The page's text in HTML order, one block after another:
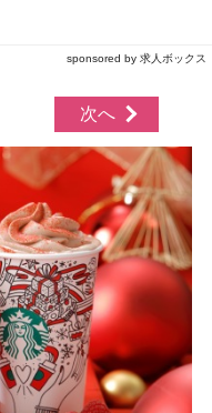
sponsored by 求人ボックス
次へ